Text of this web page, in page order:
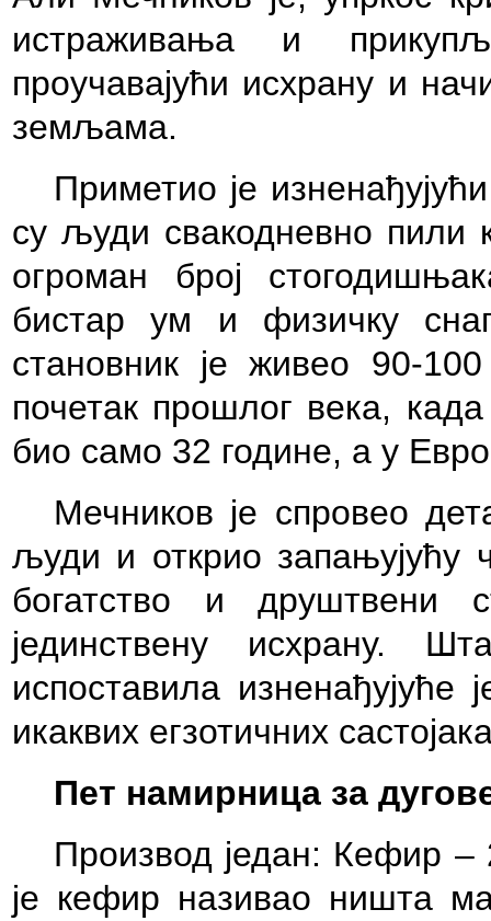
истраживања и
проучавајући исхрану и
земљама.
Приметио је
су људи свакодневно пили
огроман број
бистар ум и физичку
становник је живео 90-
почетак прошлог века,
био само 32 године, а у
Мечников је спровео
људи и открио запањујућу
богатство и друштвени
јединствену исхрану.
испоставила изненађујуће
икаквих егзотичних
Пет намирница за
Производ један: Кефир
је кефир називао ништа